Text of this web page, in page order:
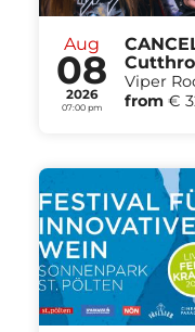
Aug
08
2026
07:00 pm
Viper
from €